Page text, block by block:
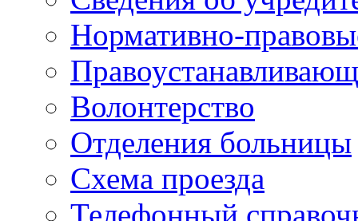
Нормативно-
Волонтерство
Отделения больницы
Схема проезда